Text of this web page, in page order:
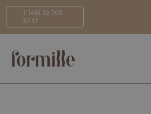
T (48) 32 700
37 17
Bezpieczna
dostawa
ECO-